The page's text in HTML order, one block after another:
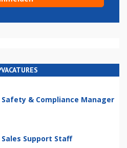
Safety & Compliance Manager
Sales Support Staff